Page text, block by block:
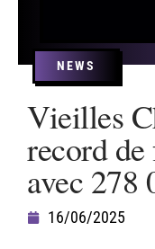
NEWS
Vieilles
record
avec 278
16/06/2025